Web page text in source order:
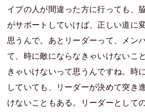
イプの人が間違った方に行っても、
がサポートしていけば、正しい道に
思うんで。あとリーダーって、メン
て、時に敵にならなきゃいけないこ
きゃいけないって思うんですね。時
していても、リーダーが決めて突き
けないこともある。リーダーとして